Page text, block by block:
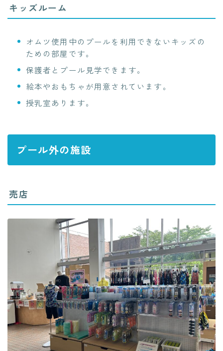
キッズルーム
オムツ使用中のプールを利用できないキッズの
ための部屋です。
保護者とプール見学できます。
絵本やおもちゃが用意されています。
授乳室あります。
プール外の施設
売店